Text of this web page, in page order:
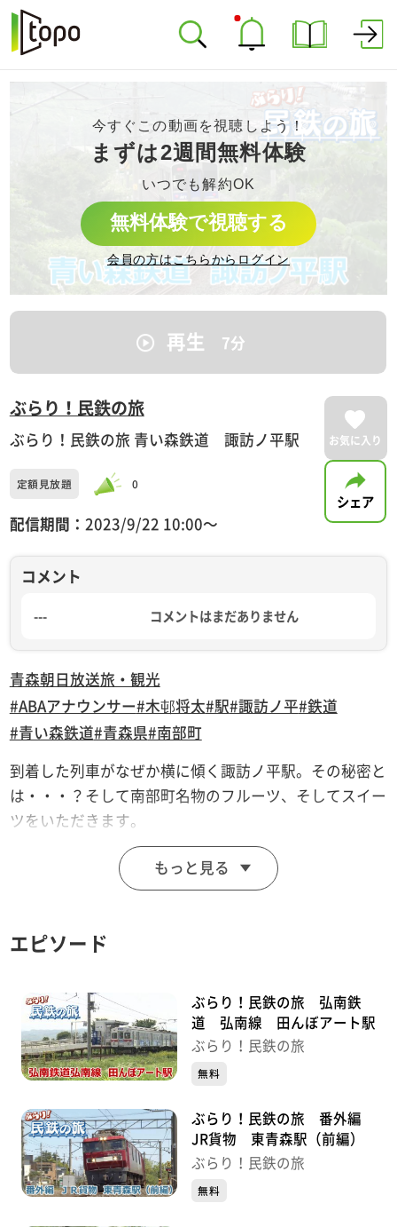
今すぐこの動画を視聴しよう！
まずは2週間無料体験
いつでも解約OK
無料体験で視聴する
会員の方はこちらからログイン
再生 7分
ぶらり！民鉄の旅
ぶらり！民鉄の旅 青い森鉄道 諏訪ノ平駅
定額見放題 0
配信期間： 2023/9/22 10:00〜
お気に入り
シェア
コメント
--- コメントはまだありません
青森朝日放送旅・観光
#ABAアナウンサー#木邨将太#駅#諏訪ノ平#鉄道
#青い森鉄道#青森県#南部町
到着した列車がなぜか横に傾く諏訪ノ平駅。その秘密と
は・・・？そして南部町名物のフルーツ、そしてスイー
ツをいただきます。
（2015年8月25日放送）
※店舗情報などは当時のものです。変わっている場合が
もっと見る
エピソード
ぶらり！民鉄の旅 弘南鉄
道 弘南線 田んぼアート駅
ぶらり！民鉄の旅
無料
ぶらり！民鉄の旅 番外編
JR貨物 東青森駅（前編）
ぶらり！民鉄の旅
無料